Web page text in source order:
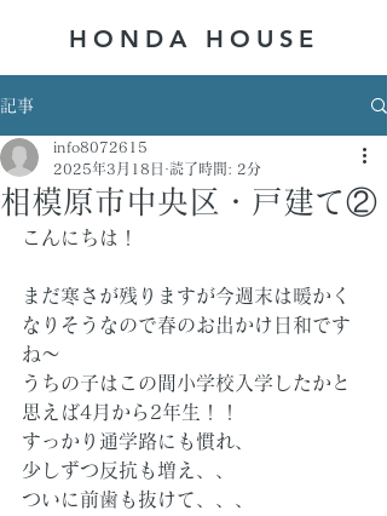
HONDA ​HOUSE
記事
相模原市中央区・戸建て②
info8072615
2025年3月18日
読了時間: 2分
こんにちは！
まだ寒さが残りますが今週末は暖かく
なりそうなので春のお出かけ日和です
ね～
うちの子はこの間小学校入学したかと
思えば4月から2年生！！
すっかり通学路にも慣れ、
少しずつ反抗も増え、、
ついに前歯も抜けて、、、